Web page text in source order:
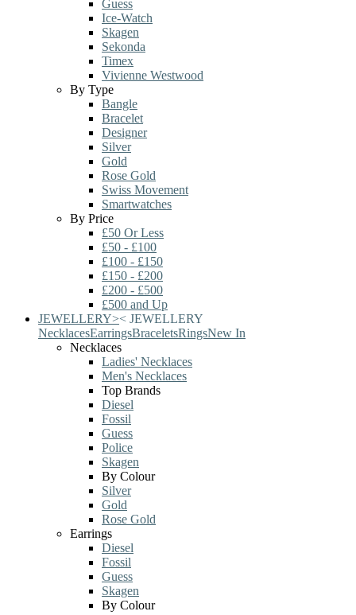
Guess
Ice-Watch
Skagen
Sekonda
Timex
Vivienne Westwood
By Type
Bangle
Bracelet
Designer
Silver
Gold
Rose Gold
Swiss Movement
Smartwatches
By Price
£50 Or Less
£50 - £100
£100 - £150
£150 - £200
£200 - £500
£500 and Up
JEWELLERY>< JEWELLERY
NecklacesEarringsBraceletsRingsNew In
Necklaces
Ladies' Necklaces
Men's Necklaces
Top Brands
Diesel
Fossil
Guess
Police
Skagen
By Colour
Silver
Gold
Rose Gold
Earrings
Diesel
Fossil
Guess
Skagen
By Colour